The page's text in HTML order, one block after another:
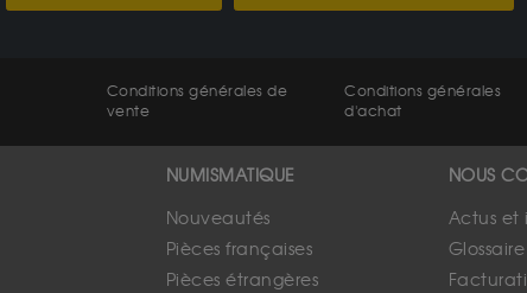
Conditions générales de
vente
Conditions générales
d'achat
NUMISMATIQUE
Nouveautés
Pièces françaises
Pièces étrangères
NOUS
Actus et
Glossaire